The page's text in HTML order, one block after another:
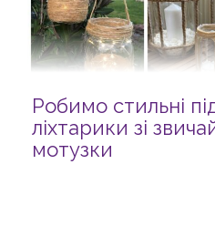
Робимо стильні
ліхтарики зі
мотузки